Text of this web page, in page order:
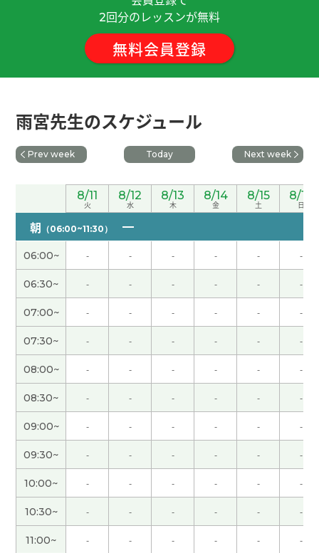
また、よろしくお願いします。( 50代 男性 )
また、よろしくお願いします。( 50代 男性 )
いつも細かい修正ありがとうございます。( 50代
次回もよろしくお願いします。
いつもありがとうございます。また、よろしくお願
いします。
下次也请多关照。 ( 50代 男性 )
また、よろしくお願いします。( 50代 男性 )
次回もよろしくお願いします。 ( 50代 男性 )
また、よろしくお願いします。 ( 50代 男性 )
日常で使う言葉など、教科書に載ってないことも教
えてもらいました。楽しかったです！
谢谢您的课。また、よろしくお願いします。( 50代
男性 )
2回分のレッスンが無料
無料会員登録
雨宮先生のスケジュール
Prev week Today Next week
8/11
火
8/12
水
8/13
木
8/14
金
8/15
土
8/16
日
朝 （06:00~11:30）
06:00~ - - - - - -
06:30~ - - - - - -
07:00~ - - - - - -
07:30~ - - - - - -
08:00~ - - - - - -
08:30~ - - - - - -
09:00~ - - - - - -
09:30~ - - - - - -
10:00~ - - - - - -
10:30~ - - - - - -
11:00~ - - - - - -